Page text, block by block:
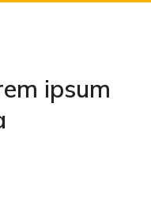
ipsum